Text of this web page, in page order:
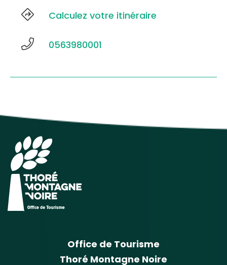
Calculez votre itinéraire
0563980001
Office de Tourisme
Thoré Montagne Noire